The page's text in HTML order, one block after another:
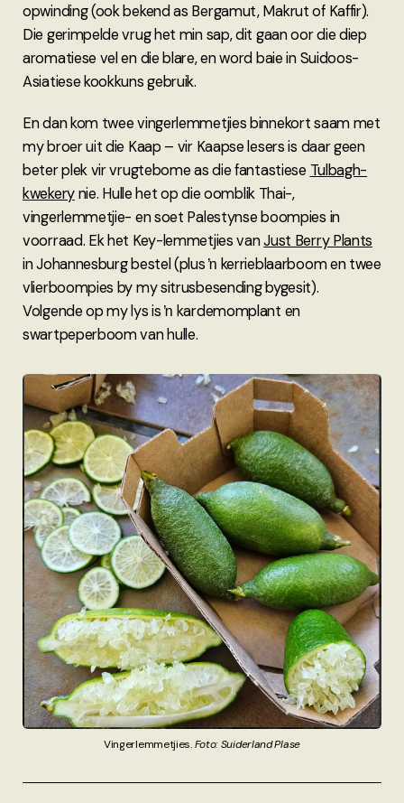
opwinding (ook bekend as Bergamut, Makrut of Kaffir).
Die gerimpelde vrug het min sap, dit gaan oor die diep
aromatiese vel en die blare, en word baie in Suidoos-
Asiatiese kookkuns gebruik.
En dan kom twee vingerlemmetjies binnekort saam met
my broer uit die Kaap – vir Kaapse lesers is daar geen
beter plek vir vrugtebome as die fantastiese Tulbagh-
kwekerynie. Hulle het op die oomblik Thai-,
vingerlemmetjie- en soet Palestynse boompies in
voorraad. Ek het Key-lemmetjies vanJust Berry Plants
in Johannesburg bestel (plus ŉ kerrieblaarboom en twee
vlierboompies by my sitrusbesending bygesit).
Volgende op my lys is ŉ kardemomplant en
swartpeperboom van hulle.
Vingerlemmetjies. Foto: Suiderland Plase